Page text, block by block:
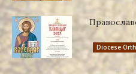
Diocese